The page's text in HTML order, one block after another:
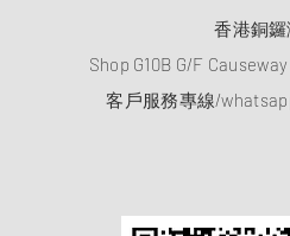
香港銅鑼
Shop G10B G/F
客戶服務專線/